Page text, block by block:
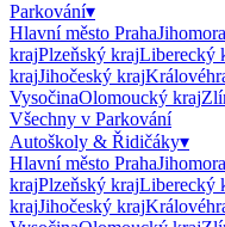
Parkování▾
Hlavní město Praha
krajPlzeňský krajLiberecký
krajJihočeský kraj
VysočinaOlomoucký kraj
Všechny v Parkování
Autoškoly & Řidičáky▾
Hlavní město Praha
krajPlzeňský krajLiberecký
krajJihočeský kraj